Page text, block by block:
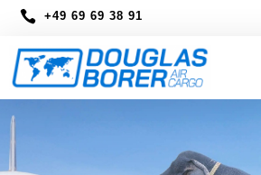
 +49 69 69 38 91